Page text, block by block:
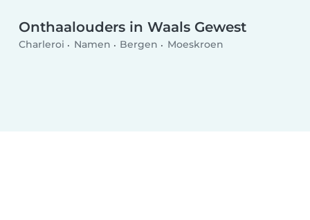
Onthaalouders in Waals Gewest
Charleroi Namen Bergen Moeskroen